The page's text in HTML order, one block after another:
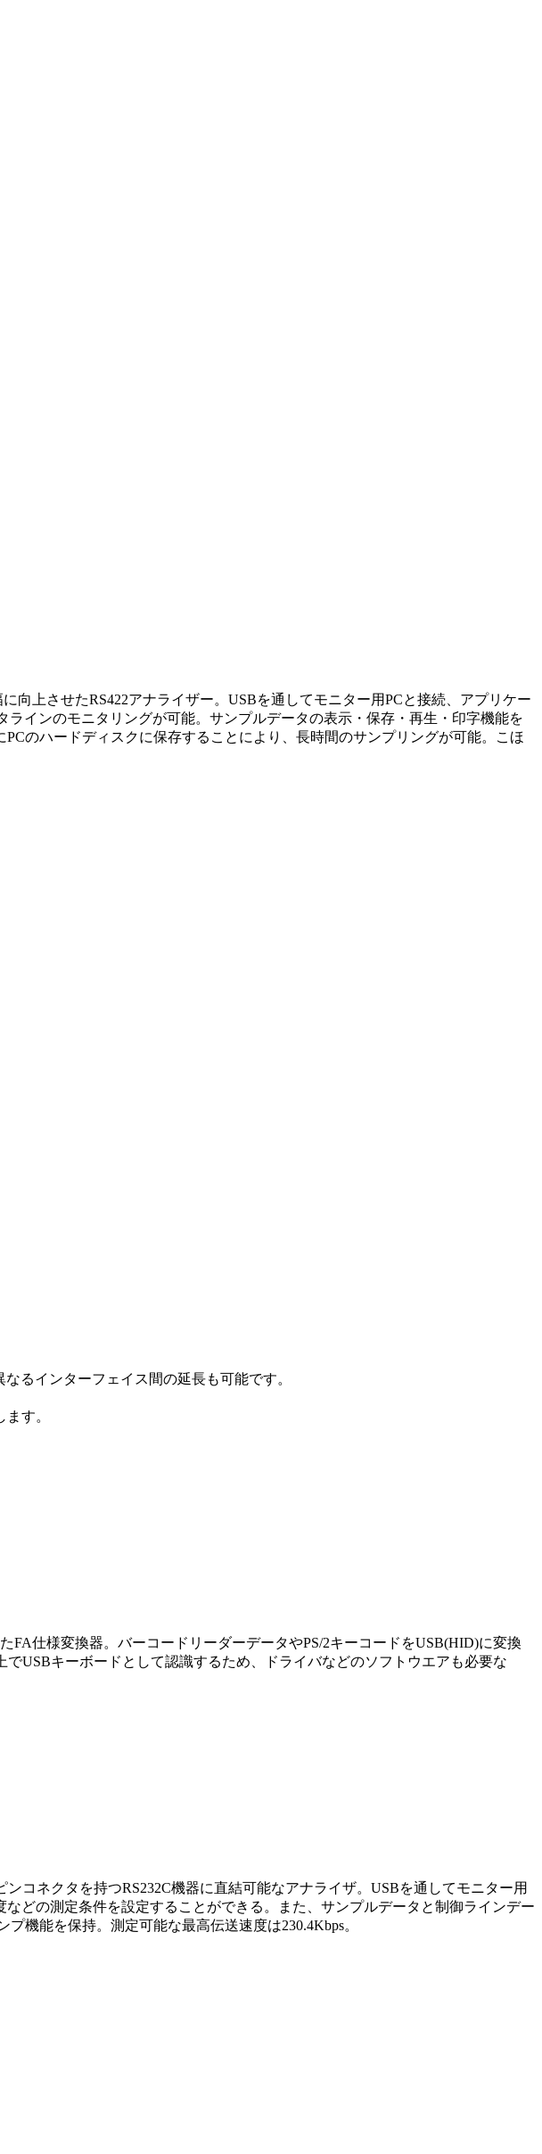
向上させたRS422アナライザー。USBを通してモニター用PCと接続、アプリケー
ラインのモニタリングが可能。サンプルデータの表示・保存・再生・印字機能を
のハードディスクに保存することにより、長時間のサンプリングが可能。こほ
るインターフェイス間の延長も可能です。
す。
FA仕様変換器。バーコードリーダーデータやPS/2キーコードをUSB(HID)に変換
USBキーボードとして認識するため、ドライバなどのソフトウエアも必要な
コネクタを持つRS232C機器に直結可能なアナライザ。USBを通してモニター用
どの測定条件を設定することができる。また、サンプルデータと制御ラインデー
機能を保持。測定可能な最高伝送速度は230.4Kbps。